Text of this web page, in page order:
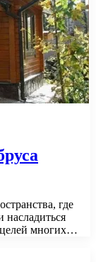
где
насладиться
целей многих…